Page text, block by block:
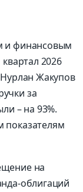
и финансовым
2026
Жакупов
за
– на 93%.
на
облигаций